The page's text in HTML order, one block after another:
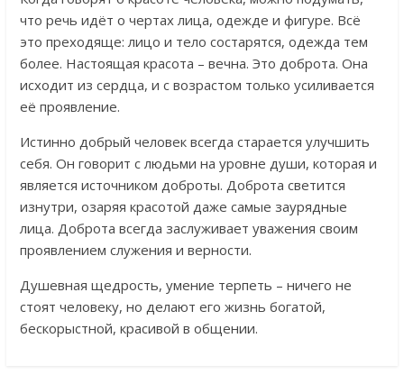
что речь идёт о чертах лица, одежде и фигуре. Всё
это преходяще: лицо и тело состарятся, одежда тем
более. Настоящая красота – вечна. Это доброта. Она
исходит из сердца, и с возрастом только усиливается
её проявление.
Истинно добрый человек всегда старается улучшить
себя. Он говорит с людьми на уровне души, которая и
является источником доброты. Доброта светится
изнутри, озаряя красотой даже самые заурядные
лица. Доброта всегда заслуживает уважения своим
проявлением служения и верности.
Душевная щедрость, умение терпеть – ничего не
стоят человеку, но делают его жизнь богатой,
бескорыстной, красивой в общении.